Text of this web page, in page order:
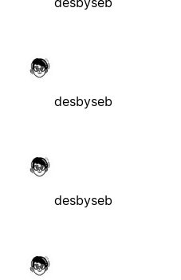
desbyseb
desbyseb